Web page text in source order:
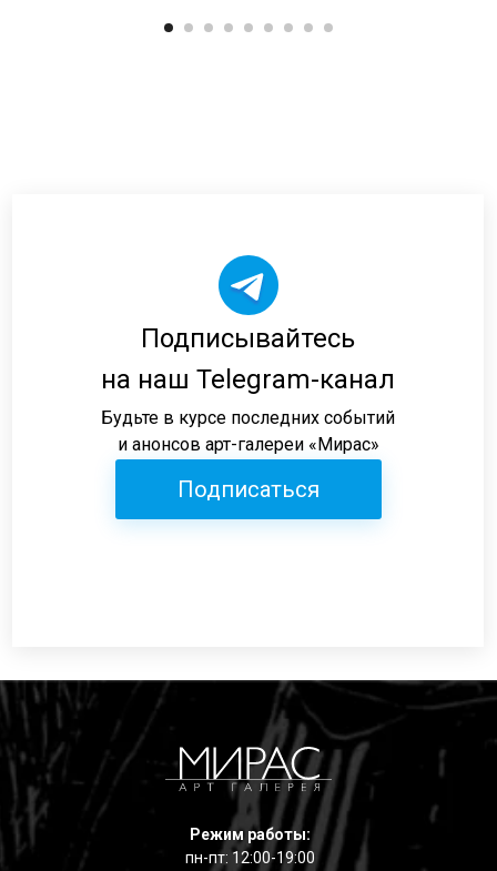
Подписывайтесь
на наш Telegram-канал
Будьте в курсе последних событий
и анонсов арт-галереи «Мирас»
Подписаться
Режим работы:
пн-пт: 12:00-19:00